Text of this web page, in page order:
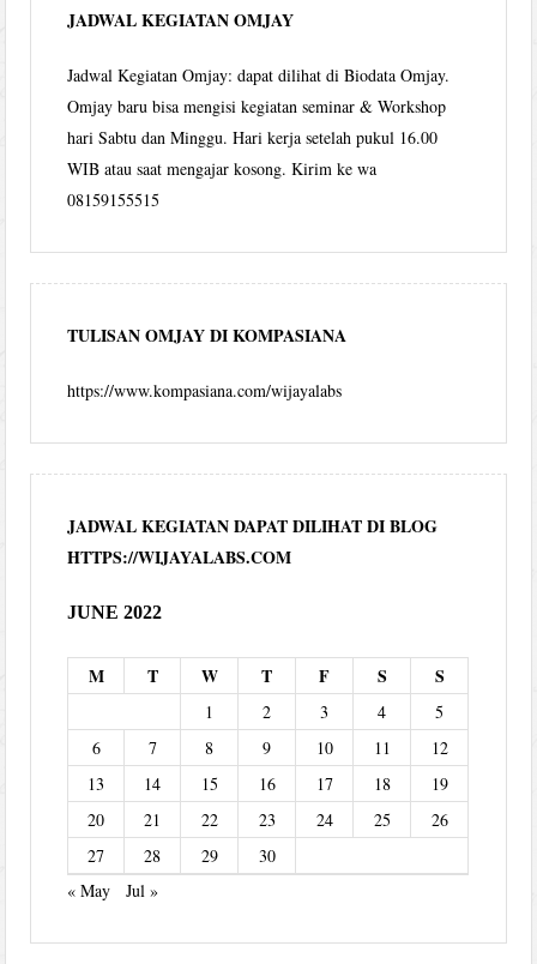
JADWAL KEGIATAN OMJAY
Jadwal Kegiatan Omjay: dapat dilihat di Biodata Omjay.
Omjay baru bisa mengisi kegiatan seminar & Workshop
hari Sabtu dan Minggu. Hari kerja setelah pukul 16.00
WIB atau saat mengajar kosong. Kirim ke wa
08159155515
TULISAN OMJAY DI KOMPASIANA
https://www.kompasiana.com/wijayalabs
JADWAL KEGIATAN DAPAT DILIHAT DI BLOG
HTTPS://WIJAYALABS.COM
JUNE 2022
M T W T F S S
1 2 3 4
5
6
7 8 9 10 11
12
13
14 15 16 17 18
19
20
21 22 23 24 25
26
27
28 29
30
« May
Jul »